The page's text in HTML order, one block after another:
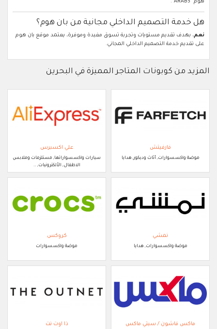
هوم "ARAB5".
هل خدمة التصميم الداخلي مجانية من بان هوم؟
نعم، بهدف تقديم مستويات وتجربة تسوق مفيدة وموفرة، يعتمد موقع بان هوم
على تقديم خدمة التصميم الداخلي المجاني.
المزيد من كوبونات المتاجر المميزة في البحرين
فارفيتش
موضة واكسسوارات, أثاث وديكور, هدايا
علي اكسبرس
سيارات واكسسواراتها, مستلزمات وملابس
الاطفال, الألكترونيات, ..
نمشي
موضة واكسسوارات, هدايا
كروكس
موضة واكسسوارات
ماكس فاشون / سيتي ماكس ذا اوت نت